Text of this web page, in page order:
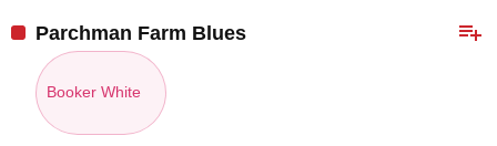
playlist_add
Parchman Farm Blues
Booker White